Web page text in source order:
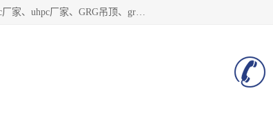
广东饰纪上品建材科技有限公司，主营grg材料、UHPC板、grc构件、uhpc幕墙板、grg厂家、grc厂家、uhpc厂家、GRG吊顶、grg石膏板、grg构件、外墙grc线条、grg造型、grg材料定制，uhpc高性能混凝土，uhpc构件，uhpc镂空挂板，grg材料生产厂家，广东grg厂家，广东grc厂家，联系方式*，2万平厂房，如果您对我公司的产品服务感兴趣，请联系我们。